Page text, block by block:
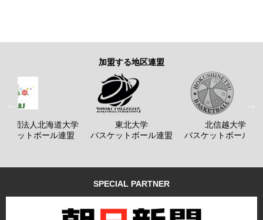
加盟する地区連盟
社団法人北海道大学
ケットボール連盟
東北大学
バスケットボール連盟
北信越大学
バスケットボール連
SPECIAL PARTNER